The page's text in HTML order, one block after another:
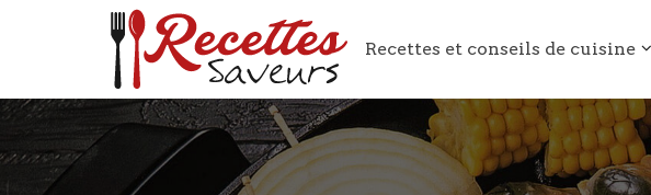
Recettes et conseils de cuisine